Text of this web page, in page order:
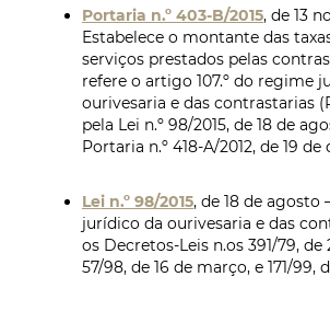
Portaria n.º 403-B/2015, de 13
Estabelece o montante das
serviços prestados pelas
refere o artigo 107.º do regime
ourivesaria e das contrastarias
pela Lei n.º 98/2015, de 18 de
Portaria n.º 418-A/2012, de 19
Lei n.º 98/2015, de 18 de agosto
jurídico da ourivesaria e das
os Decretos-Leis n.os 391/79,
57/98, de 16 de março, e 171/99,